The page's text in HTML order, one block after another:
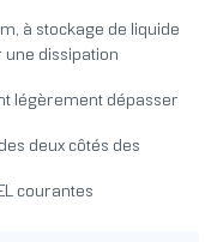
à stockage de liquide
une dissipation
légèrement dépasser
deux côtés des
courantes